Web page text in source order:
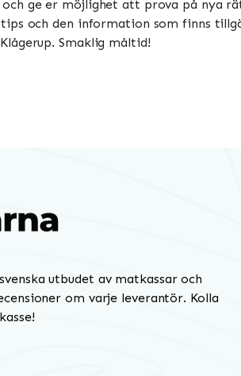
ge er möjlighet att prova på nya
tips och den information som finns
Smaklig måltid!
utbudet av matkassar och
om varje leverantör. Kolla